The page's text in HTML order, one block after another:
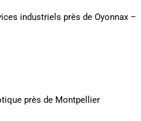
industriels près de Oyonnax –
près de Montpellier